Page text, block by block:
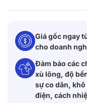
Giá gốc ngay
cho doanh
Đảm bảo các
xù lông, độ
sự co dãn,
điện, cách